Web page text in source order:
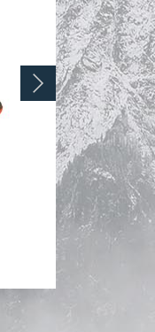
Do 10 dnů
Dynafit
Unisex
out 41-43